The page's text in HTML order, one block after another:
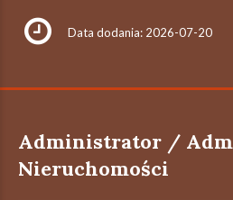
Data dodania: 2026-07-20
Administrator /
Nieruchomości